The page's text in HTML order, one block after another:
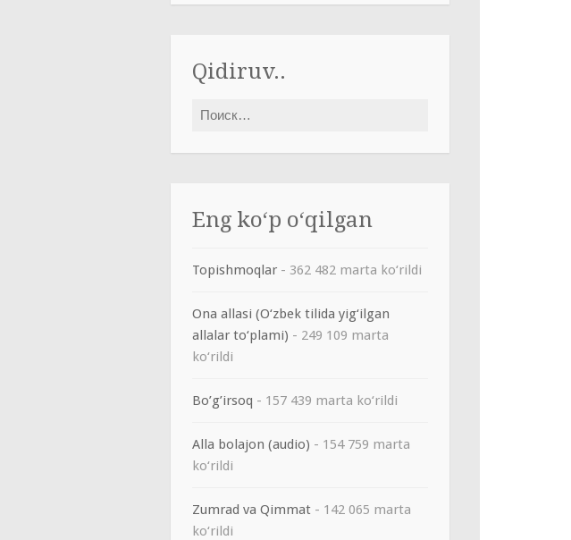
Qidiruv..
Найти:
Eng ko‘p o‘qilgan
Topishmoqlar - 362 482 marta ko‘rildi
Ona allasi (O‘zbek tilida yig‘ilgan
allalar to‘plami) - 249 109 marta
ko‘rildi
Bo’g’irsoq - 157 439 marta ko‘rildi
Alla bolajon (audio) - 154 759 marta
ko‘rildi
Zumrad va Qimmat - 142 065 marta
ko‘rildi